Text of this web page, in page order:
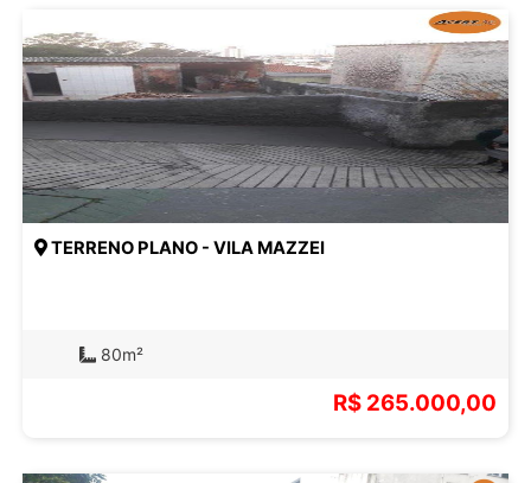
TERRENO PLANO - VILA MAZZEI
80m²
R$ 265.000,00